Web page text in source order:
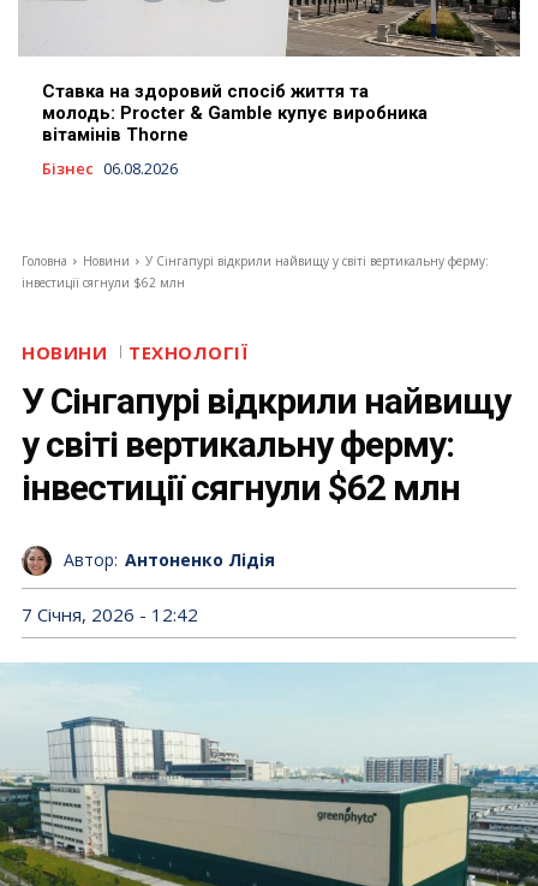
Ставка на здоровий спосіб життя та
молодь: Procter & Gamble купує виробника
вітамінів Thorne
Бізнес 06.08.2026